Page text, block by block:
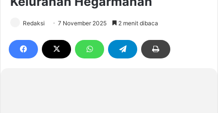
Redaksi 7 November 2025 2 menit dibaca